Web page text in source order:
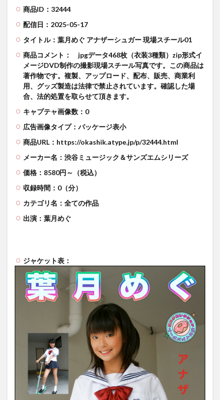
商品ID：32444
配信日：2025-05-17
タイトル：葉月めぐ アナザーシュガー 現場スチール01
商品コメント：
jpgデータ468枚（衣装3種類）zip形式イ
メージDVD制作の撮影現場スチール写真です。この商品は
著作物です。複製、アップロード、配布、販売、商業利
用、グッズ製造は法律で禁止されています。確認した場
合、法的処置を取らせて頂きます。
キャプテャ画像数：0
広告画像タイプ：パッケージ表小
商品URL：https://okashik.atype.jp/p/32444.html
メーカー名：渋谷ミュージック＆サンズエムシリーズ
価格：8580円～（税込）
収録時間：0（分）
カテゴリ名：全ての作品
出演：葉月めぐ
ジャケット表：